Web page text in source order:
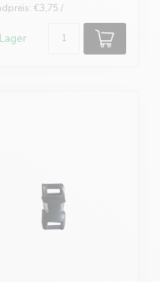
€3,75 /